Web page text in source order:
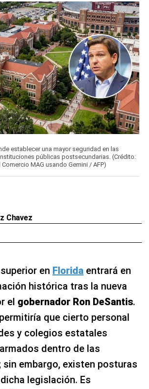
establecer una mayor seguridad en las
públicas postsecundarias. (Crédito:
MAG usando Gemini / AFP)
Chavez
en Florida entrará en
histórica tras la nueva
el gobernador Ron DeSantis.
que cierto personal
y colegios estatales
dentro de las
embargo, existen posturas
legislación. Es